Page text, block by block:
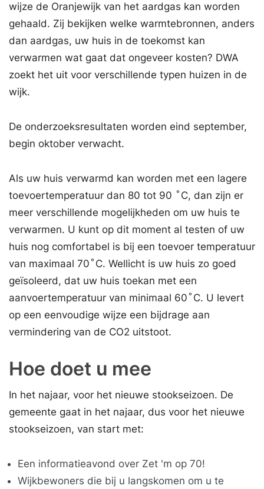
wijze de Oranjewijk van het aardgas kan worden
gehaald. Zij bekijken welke warmtebronnen, anders
dan aardgas, uw huis in de toekomst kan
verwarmen wat gaat dat ongeveer kosten? DWA
zoekt het uit voor verschillende typen huizen in de
wijk.
De onderzoeksresultaten worden eind september,
begin oktober verwacht.
Als uw huis verwarmd kan worden met een lagere
toevoertemperatuur dan 80 tot 90 ̊C, dan zijn er
meer verschillende mogelijkheden om uw huis te
verwarmen. U kunt op dit moment al testen of uw
huis nog comfortabel is bij een toevoer temperatuur
van maximaal 70 ̊C. Wellicht is uw huis zo goed
geïsoleerd, dat uw huis toekan met een
aanvoertemperatuur van minimaal 60 ̊C. U levert
op een eenvoudige wijze een bijdrage aan
vermindering van de CO2 uitstoot.
Hoe doet u mee
In het najaar, voor het nieuwe stookseizoen. De
gemeente gaat in het najaar, dus voor het nieuwe
stookseizoen, van start met:
Een informatieavond over Zet 'm op 70!
Wijkbewoners die bij u langskomen om u te